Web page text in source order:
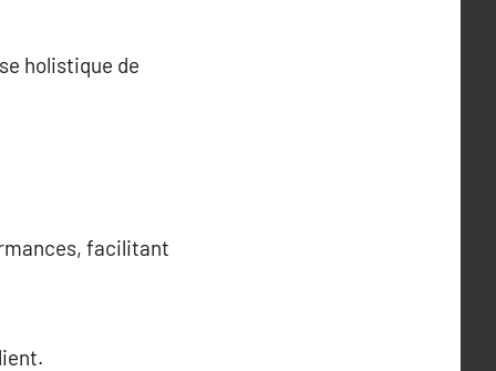
holistique de
facilitant